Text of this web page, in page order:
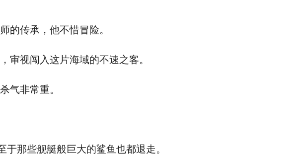
传承，他不惜冒险。
视闯入这片海域的不速之客。
气非常重。
那些舰艇般巨大的鲨鱼也都退走。